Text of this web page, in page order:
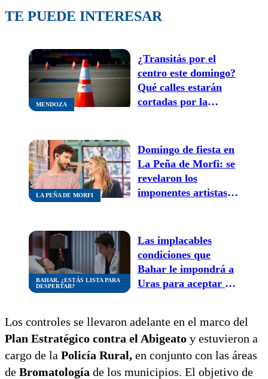
TE PUEDE INTERESAR
MENDOZA
¿Transitás por el
centro este domingo?
Qué calles estarán
cortadas por la
Venas” y en qué
horario
LA PEÑA DE MORFI
Domingo de fiesta en
La Peña de Morfi: se
revelaron los
imponentes artistas y
BAHAR, ¿ESTÁS LISTA PARA
DESPERTAR?
Las implacables
condiciones que
Bahar le impondrá a
Uras para aceptar sus
Los controles se llevaron adelante en el marco del
Plan Estratégico contra el Abigeato y estuvieron a
cargo de la Policía Rural, en conjunto con las áreas
de Bromatología de los municipios. El objetivo de